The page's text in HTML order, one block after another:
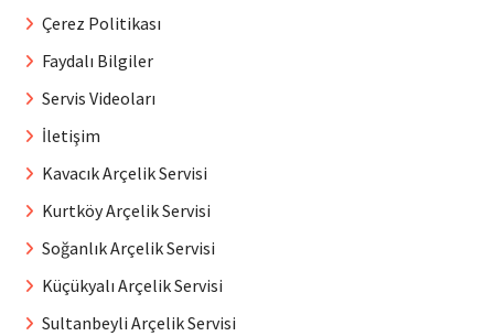
Çerez Politikası
Faydalı Bilgiler
Servis Videoları
İletişim
Kavacık Arçelik Servisi
Kurtköy Arçelik Servisi
Soğanlık Arçelik Servisi
Küçükyalı Arçelik Servisi
Sultanbeyli Arçelik Servisi